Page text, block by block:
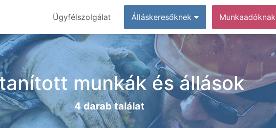
Ügyfélszolgálat Álláskeresőknek Munkaadóknak
munkák és állások
4 darab találat